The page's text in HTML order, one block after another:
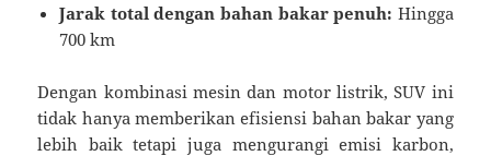
Jarak total dengan bahan bakar penuh: Hingga
700 km
Dengan kombinasi mesin dan motor listrik, SUV ini
tidak hanya memberikan efisiensi bahan bakar yang
lebih baik tetapi juga mengurangi emisi karbon,